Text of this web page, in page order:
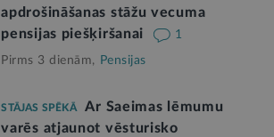
apdrošināšanas stāžu vecuma
pensijas piešķiršanai
1
Pirms 3 dienām, Pensijas
STĀJAS SPĒKĀ
Ar Saeimas lēmumu
varēs atjaunot vēsturisko